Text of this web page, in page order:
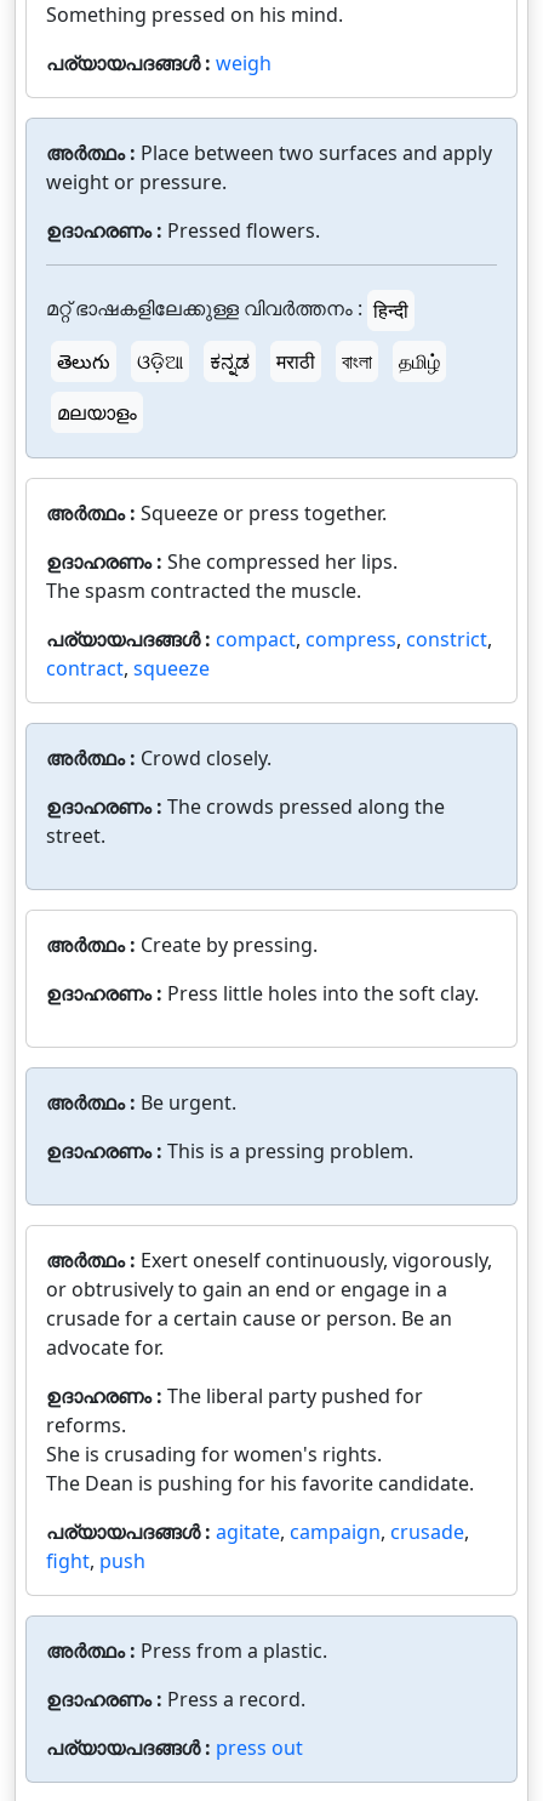
Something pressed on his mind.
പര്യായപദങ്ങൾ : weigh
അർത്ഥം : Place between two surfaces and apply
weight or pressure.
ഉദാഹരണം : Pressed flowers.
മറ്റ് ഭാഷകളിലേക്കുള്ള വിവർത്തനം : हिन्दी
తెలుగు
ଓଡ଼ିଆ ಕನ್ನಡ मराठी বাংলা
தமிழ்
മലയാളം
അർത്ഥം : Squeeze or press together.
ഉദാഹരണം : She compressed her lips.
The spasm contracted the muscle.
പര്യായപദങ്ങൾ : compact, compress, constrict,
contract, squeeze
അർത്ഥം : Crowd closely.
ഉദാഹരണം : The crowds pressed along the
street.
അർത്ഥം : Create by pressing.
ഉദാഹരണം : Press little holes into the soft clay.
അർത്ഥം : Be urgent.
ഉദാഹരണം : This is a pressing problem.
അർത്ഥം : Exert oneself continuously, vigorously,
or obtrusively to gain an end or engage in a
crusade for a certain cause or person. Be an
advocate for.
ഉദാഹരണം : The liberal party pushed for
reforms.
She is crusading for women's rights.
The Dean is pushing for his favorite candidate.
പര്യായപദങ്ങൾ : agitate, campaign, crusade,
fight, push
അർത്ഥം : Press from a plastic.
ഉദാഹരണം : Press a record.
പര്യായപദങ്ങൾ : press out